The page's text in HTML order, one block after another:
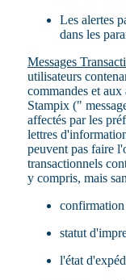
Les alertes
dans les
Messages
utilisateurs
commandes et
Stampix ("
affectés par les
lettres
peuvent pas faire
transactionnels
y compris, mais
statut
l'état